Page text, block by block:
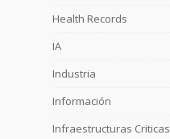
Health Records
IA
Industria
Información
Infraestructuras Criticas